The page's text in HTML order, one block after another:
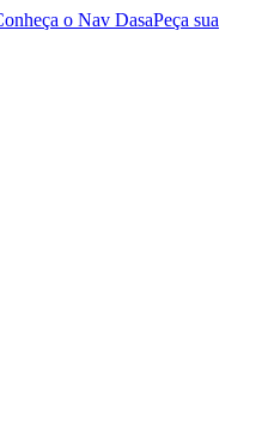
o Nav DasaPeça sua